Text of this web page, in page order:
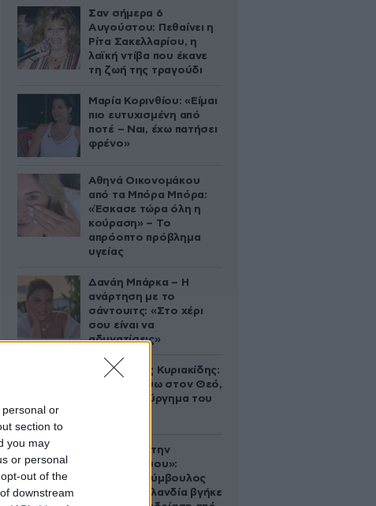
or
section to
you may
or personal
out of the
downstream
Σαν σήμερα 6
Αυγούστου: Πεθαίνει η
Ρίτα Σακελλαρίου, η
λαϊκή ντίβα που έκανε
τη ζωή της τραγούδι
Μαρία Κορινθίου: «Είμαι
πιο ευτυχισμένη από
ποτέ – Ναι, έχω πατήσει
φρένο»
Αθηνά Οικονομάκου
από τα Μπόρα Μπόρα:
«Έσκασε τώρα όλη η
κούραση» – Το
απρόοπτο πρόβλημα
υγείας
Δανάη Μπάρκα – Η
ανάρτηση με το
σάντουιτς: «Στο χέρι
σου είναι να
αδυνατίσεις»
Βλαδίμηρος Κυριακίδης:
«Δεν πιστεύω στον Θεό,
είναι δημιούργημα του
«Βλέπουμε την
μπουγάδα σου»:
Δημοτική σύμβουλος
στη Νέα Ζηλανδία βγήκε